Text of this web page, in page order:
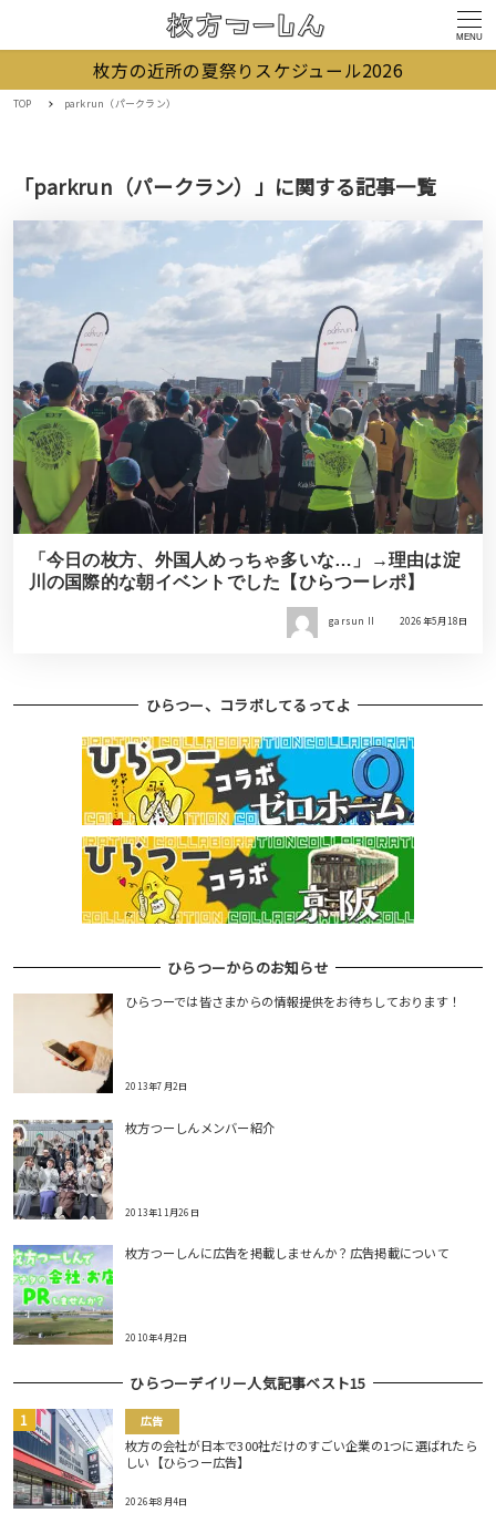
MENU
枚方の近所の夏祭りスケジュール2026
TOP parkrun（パークラン）
「parkrun（パークラン）」に関する記事一覧
「今日の枚方、外国人めっちゃ多いな…」→理由は淀
川の国際的な朝イベントでした【ひらつーレポ】
garsun II 2026年5月18日
ひらつー、コラボしてるってよ
ひらつーからのお知らせ
ひらつーでは皆さまからの情報提供をお待ちしております！
2013年7月2日
枚方つーしんメンバー紹介
2013年11月26日
枚方つーしんに広告を掲載しませんか？広告掲載について
2010年4月2日
ひらつーデイリー人気記事ベスト15
広告
枚方の会社が日本で300社だけのすごい企業の1つに選ばれたら
しい【ひらつー広告】
2026年8月4日